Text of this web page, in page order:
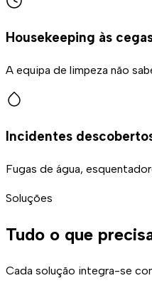
Housekeeping às
A equipa de limpeza não
Incidentes
Fugas de água,
Soluções
Tudo o que
Cada solução integra-se